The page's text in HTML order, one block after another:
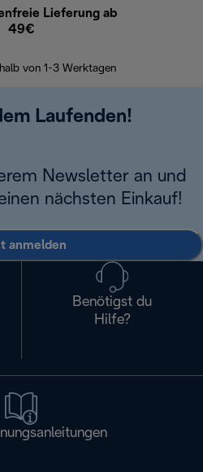
Lieferung ab
49€
von 1-3 Werktagen
Laufenden!
Newsletter an und
nächsten Einkauf!
anmelden
Benötigst du
Hilfe?